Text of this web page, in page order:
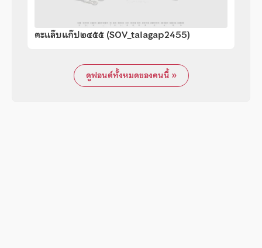
ตะแล๊บแก๊ป๒๔๕๕ (SOV_talagap2455)
ดูฟอนต์ทั้งหมดของคนนี้ »